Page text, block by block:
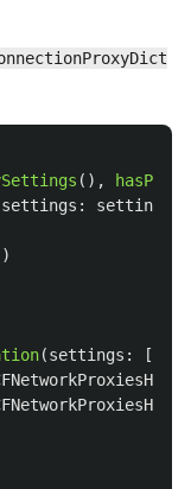
(),
hasProxy
settings : settings
(settings : [